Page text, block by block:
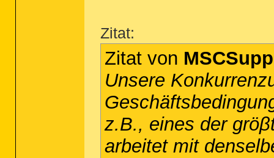
Zitat:
Zitat von
Unsere
z.B., eines der
arbeitet mit